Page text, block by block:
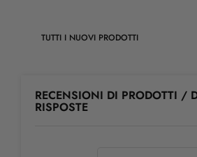
TUTTI I NUOVI PRODOTTI
RECENSIONI DI PRODOTTI /
RISPOSTE